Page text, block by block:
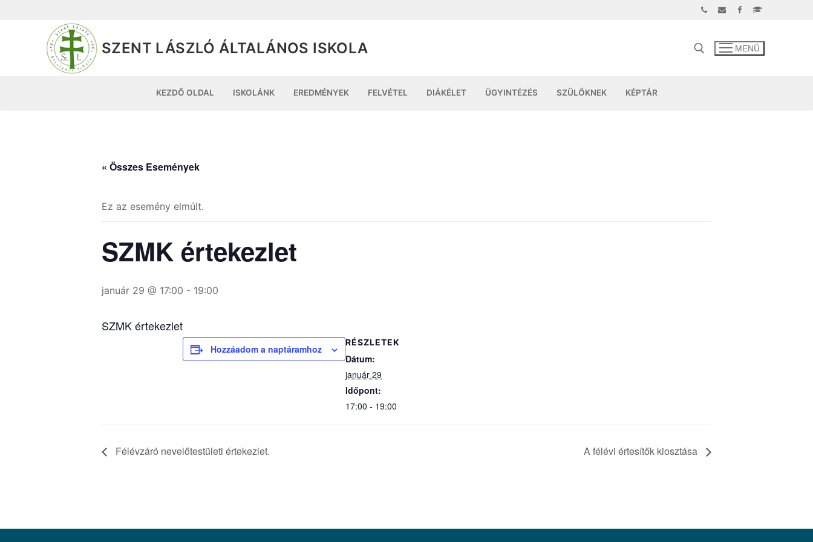
SZENT LÁSZLÓ ÁLTALÁNOS ISKOLA MENÜ
KEZDŐ OLDAL ISKOLÁNK EREDMÉNYEK FELVÉTEL DIÁKÉLET ÜGYINTÉZÉS SZÜLŐKNEK KÉPTÁR
« Összes Események
Ez az esemény elmúlt.
SZMK értekezlet
január 29 @ 17:00 - 19:00
SZMK értekezlet
Hozzáadom a naptáramhoz
RÉSZLETEK
Dátum:
január 29
Időpont:
17:00 - 19:00
Félévzáró nevelőtestületi értekezlet. A félévi értesítők kiosztása